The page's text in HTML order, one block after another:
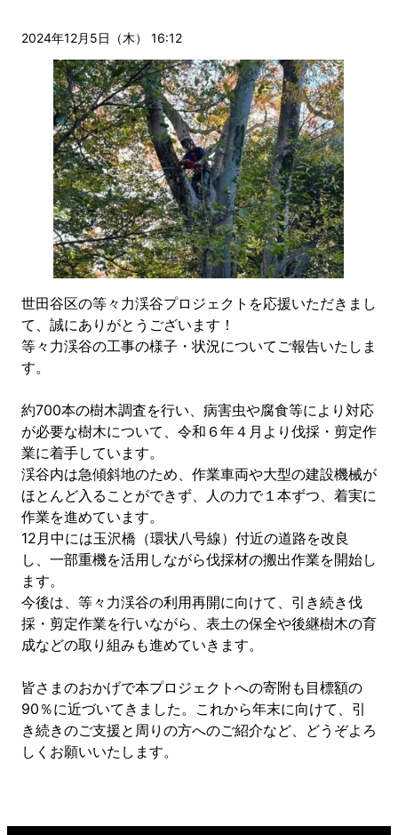
2024年12月5日（木） 16:12
世田谷区の等々力渓谷プロジェクトを応援いただきまし
て、誠にありがとうございます！
等々力渓谷の工事の様子・状況についてご報告いたしま
す。
約700本の樹木調査を行い、病害虫や腐食等により対応
が必要な樹木について、令和６年４月より伐採・剪定作
業に着手しています。
渓谷内は急傾斜地のため、作業車両や大型の建設機械が
ほとんど入ることができず、人の力で１本ずつ、着実に
作業を進めています。
12月中には玉沢橋（環状八号線）付近の道路を改良
し、一部重機を活用しながら伐採材の搬出作業を開始し
ます。
今後は、等々力渓谷の利用再開に向けて、引き続き伐
採・剪定作業を行いながら、表土の保全や後継樹木の育
成などの取り組みも進めていきます。
皆さまのおかげで本プロジェクトへの寄附も目標額の
90％に近づいてきました。これから年末に向けて、引
き続きのご支援と周りの方へのご紹介など、どうぞよろ
しくお願いいたします。